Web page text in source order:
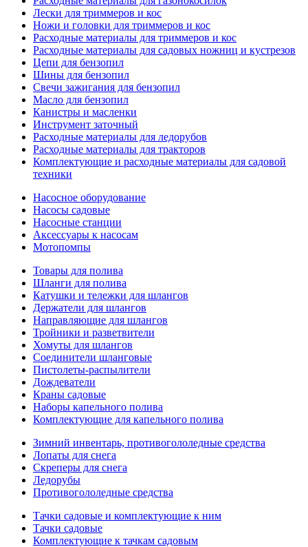
Лески для триммеров и кос
Ножи и головки для триммеров и кос
Расходные материалы для триммеров и кос
Расходные материалы для садовых ножниц и кустрезов
Цепи для бензопил
Шины для бензопил
Свечи зажигания для бензопил
Масло для бензопил
Канистры и масленки
Инструмент заточный
Расходные материалы для ледорубов
Расходные материалы для тракторов
Комплектующие и расходные материалы для садовой
техники
Насосное оборудование
Насосы садовые
Насосные станции
Аксессуары к насосам
Мотопомпы
Товары для полива
Шланги для полива
Катушки и тележки для шлангов
Держатели для шлангов
Направляющие для шлангов
Тройники и разветвители
Хомуты для шлангов
Соединители шланговые
Пистолеты-распылители
Дождеватели
Краны садовые
Наборы капельного полива
Комплектующие для капельного полива
Зимний инвентарь, противогололедные средства
Лопаты для снега
Скреперы для снега
Ледорубы
Противогололедные средства
Тачки садовые и комплектующие к ним
Тачки садовые
Комплектующие к тачкам садовым